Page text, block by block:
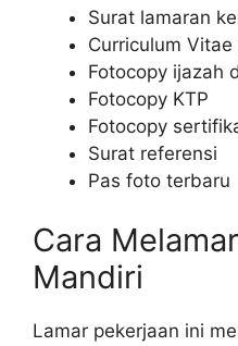
Surat lamaran
Curriculum Vitae
Fotocopy ijazah
Fotocopy KTP
Fotocopy
Surat referensi
Pas foto terbaru
Cara
Mandiri
Lamar pekerjaan ini